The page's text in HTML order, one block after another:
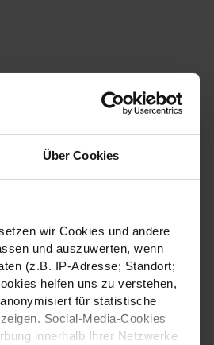
Über Cookies
wir Cookies und andere
und auszuwerten, wenn
(z.B. IP-Adresse; Standort;
helfen uns zu verstehen,
für statistische
Social-Media-Cookies
innerhalb Ihrer Netzwerke